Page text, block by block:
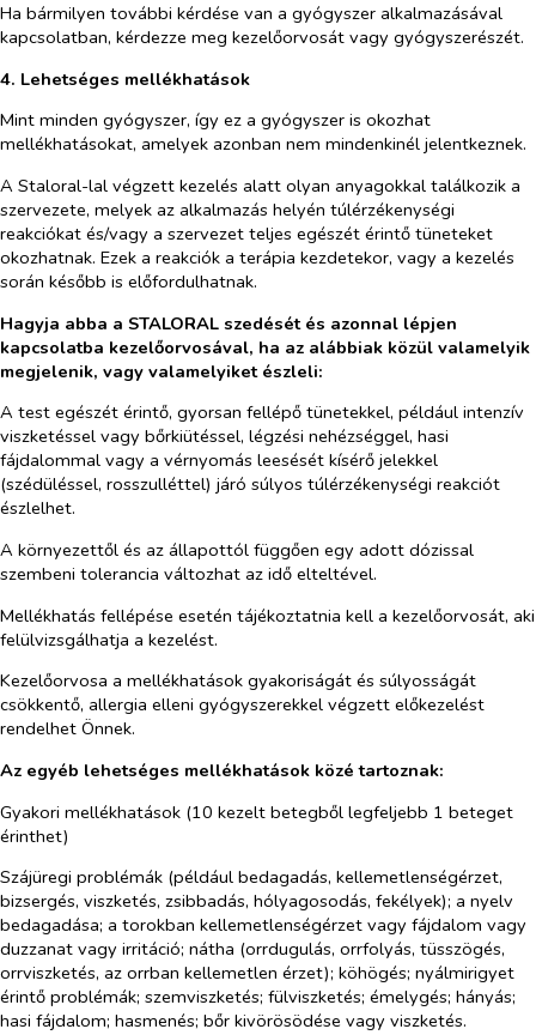
Ha bármilyen további kérdése van a gyógyszer alkalmazásával
kapcsolatban, kérdezze meg kezelőorvosát vagy gyógyszerészét.
4. Lehetséges mellékhatások
Mint minden gyógyszer, így ez a gyógyszer is okozhat
mellékhatásokat, amelyek azonban nem mindenkinél jelentkeznek.
A Staloral-lal végzett kezelés alatt olyan anyagokkal találkozik a
szervezete, melyek az alkalmazás helyén túlérzékenységi
reakciókat és/vagy a szervezet teljes egészét érintő tüneteket
okozhatnak. Ezek a reakciók a terápia kezdetekor, vagy a kezelés
során később is előfordulhatnak.
Hagyja abba a STALORAL szedését és azonnal lépjen
kapcsolatba kezelőorvosával, ha az alábbiak közül valamelyik
megjelenik, vagy valamelyiket észleli:
A test egészét érintő, gyorsan fellépő tünetekkel, például intenzív
viszketéssel vagy bőrkiütéssel, légzési nehézséggel, hasi
fájdalommal vagy a vérnyomás leesését kísérő jelekkel
(szédüléssel, rosszulléttel) járó súlyos túlérzékenységi reakciót
észlelhet.
A környezettől és az állapottól függően egy adott dózissal
szembeni tolerancia változhat az idő elteltével.
Mellékhatás fellépése esetén tájékoztatnia kell a kezelőorvosát, aki
felülvizsgálhatja a kezelést.
Kezelőorvosa a mellékhatások gyakoriságát és súlyosságát
csökkentő, allergia elleni gyógyszerekkel végzett előkezelést
rendelhet Önnek.
Az egyéb lehetséges mellékhatások közé tartoznak:
Gyakori mellékhatások (10 kezelt betegből legfeljebb 1 beteget
érinthet)
Szájüregi problémák (például bedagadás, kellemetlenségérzet,
bizsergés, viszketés, zsibbadás, hólyagosodás, fekélyek); a nyelv
bedagadása; a torokban kellemetlenségérzet vagy fájdalom vagy
duzzanat vagy irritáció; nátha (orrdugulás, orrfolyás, tüsszögés,
orrviszketés, az orrban kellemetlen érzet); köhögés; nyálmirigyet
érintő problémák; szemviszketés; fülviszketés; émelygés; hányás;
hasi fájdalom; hasmenés; bőr kivörösödése vagy viszketés.